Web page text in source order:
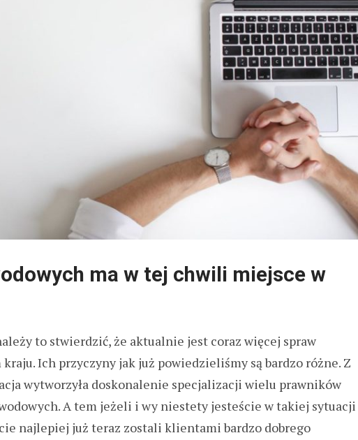
ma w tej chwili miejsce w
to stwierdzić, że aktualnie jest coraz więcej spraw
Ich przyczyny jak już powiedzieliśmy są bardzo różne. Z
wytworzyła doskonalenie specjalizacji wielu prawników
A tem jeżeli i wy niestety jesteście w takiej sytuacji
najlepiej już teraz zostali klientami bardzo dobrego